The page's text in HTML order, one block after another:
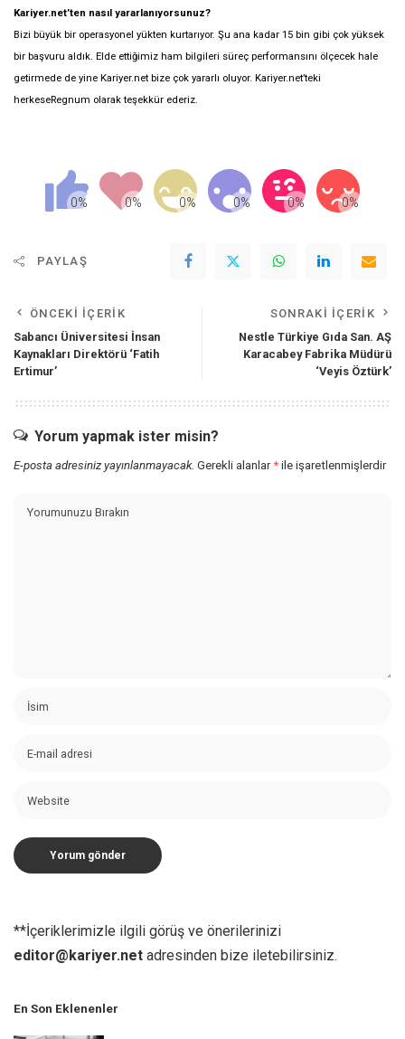
Kariyer.net’ten nasıl yararlanıyorsunuz?
Bizi büyük bir operasyonel yükten kurtarıyor. Şu ana kadar 15 bin gibi çok yüksek
bir başvuru aldık. Elde ettiğimiz ham bilgileri süreç performansını ölçecek hale
getirmede de yine Kariyer.net bize çok yararlı oluyor. Kariyer.net’teki
herkeseRegnum olarak teşekkür ederiz.
PAYLAŞ
ÖNCEKI İÇERIK
Sabancı Üniversitesi İnsan
Kaynakları Direktörü ‘Fatih
Ertimur’
SONRAKI İÇERIK
Nestle Türkiye Gıda San. AŞ
Karacabey Fabrika Müdürü
‘Veyis Öztürk’
Yorum yapmak ister misin?
E-posta adresiniz yayınlanmayacak. Gerekli alanlar* ile işaretlenmişlerdir
**İçeriklerimizle ilgili görüş ve önerilerinizi
editor@kariyer.net adresinden bize iletebilirsiniz.
En Son Eklenenler